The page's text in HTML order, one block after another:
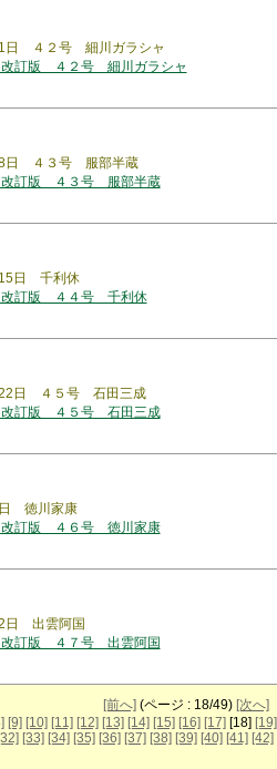
日 ４２号 細川ガラシャ
訂版 ４２号 細川ガラシャ
8日 ４３号 服部半蔵
訂版 ４３号 服部半蔵
日 千利休
訂版 ４４号 千利休
22日 ４５号 石田三成
訂版 ４５号 石田三成
徳川家康
訂版 ４６号 徳川家康
日 出雲阿国
訂版 ４７号 出雲阿国
[前へ] (ページ : 18/49) [次へ]
[9] [10] [11] [12] [13] [14] [15] [16] [17] [18] [19]
[32] [33] [34] [35] [36] [37] [38] [39] [40] [41] [42]